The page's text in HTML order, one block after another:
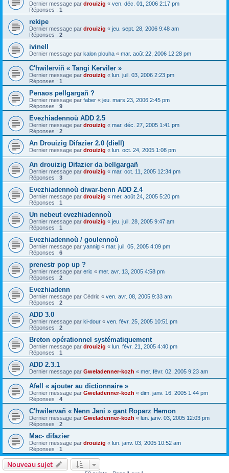
Dernier message par drouizig « ven. déc. 01, 2006 2:17 pm
Réponses : 1
rekipe
Dernier message par drouizig « jeu. sept. 28, 2006 9:48 am
Réponses : 2
ivinell
Dernier message par kalon plouha « mar. août 22, 2006 12:28 pm
C'hwilerviñ « Tangi Kerviler »
Dernier message par drouizig « lun. juil. 03, 2006 2:23 pm
Réponses : 1
Penaos pellgargañ ?
Dernier message par faber « jeu. mars 23, 2006 2:45 pm
Réponses : 9
Evezhiadennoù ADD 2.5
Dernier message par drouizig « mar. déc. 27, 2005 1:41 pm
Réponses : 2
An Drouizig Difazier 2.0 (diell)
Dernier message par drouizig « lun. oct. 24, 2005 1:08 pm
An drouizig Difazier da bellgargañ
Dernier message par drouizig « mar. oct. 11, 2005 12:34 pm
Réponses : 3
Evezhiadennoù diwar-benn ADD 2.4
Dernier message par drouizig « mer. août 24, 2005 5:20 pm
Réponses : 1
Un nebeut evezhiadennoù
Dernier message par drouizig « jeu. juil. 28, 2005 9:47 am
Réponses : 1
Evezhiadennoù / goulennoù
Dernier message par yannig « mar. juil. 05, 2005 4:09 pm
Réponses : 6
prenestr pop up ?
Dernier message par eric « mer. avr. 13, 2005 4:58 pm
Réponses : 2
Evezhiadenn
Dernier message par Cédric « ven. avr. 08, 2005 9:33 am
Réponses : 2
ADD 3.0
Dernier message par ki-dour « ven. févr. 25, 2005 10:51 pm
Réponses : 2
Breton opérationnel systématiquement
Dernier message par drouizig « lun. févr. 21, 2005 4:40 pm
Réponses : 1
ADD 2.3.1
Dernier message par Gweladenner-kozh « mer. févr. 02, 2005 9:23 am
Afell « ajouter au dictionnaire »
Dernier message par Gweladenner-kozh « dim. janv. 16, 2005 1:44 pm
Réponses : 4
C'hwilervañ « Nenn Jani » gant Roparz Hemon
Dernier message par Gweladenner-kozh « lun. janv. 03, 2005 12:03 pm
Réponses : 2
Mac- difazier
Dernier message par drouizig « lun. janv. 03, 2005 10:52 am
Réponses : 1
Nouveau sujet